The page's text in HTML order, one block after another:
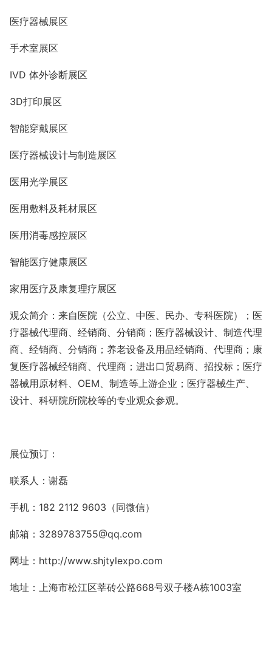
医疗器械展区
手术室展区
IVD 体外诊断展区
3D打印展区
智能穿戴展区
医疗器械设计与制造展区
医用光学展区
医用敷料及耗材展区
医用消毒感控展区
智能医疗健康展区
家用医疗及康复理疗展区
观众简介：来自医院（公立、中医、民办、专科医院）；医
疗器械代理商、经销商、分销商；医疗器械设计、制造代理
商、经销商、分销商；养老设备及用品经销商、代理商；康
复医疗器械经销商、代理商；进出口贸易商、招投标；医疗
器械用原材料、 OEM、制造等上游企业；医疗器械生产、
设计、科研院所院校等的专业观众参观。
展位预订：
联系人：谢磊
手机： 182 2112 9603 （同微信）
邮箱： 3289783755@qq.com
网址： http://www.shjtylexpo.com
地址：上海市松江区莘砖公路668号双子楼A栋1003室